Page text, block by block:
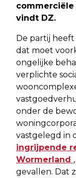
commerciële
vindt DZ.
De partij
dat moet
ongelijke
verplichte
onder de
vastgelegd in
ingrijpende
Wormerland
gevallen. Dat